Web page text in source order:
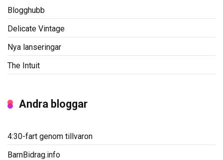
Blogghubb
Delicate Vintage
Nya lanseringar
The Intuit
Andra bloggar
4:30-fart genom tillvaron
BarnBidrag.info